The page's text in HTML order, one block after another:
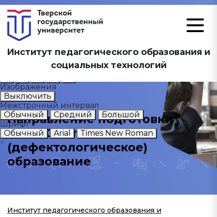
Размер шрифта
Цветовая схема
Изображения
Выключить
Межстрочный интервал
Обычный
Средний
Большой
Шрифт
Обычный
Arial
Times New Roman
×
Институт педагогического образования и
социальных технологий
Направление подготовки
44.03.03 Специальное
(дефектологическое)
образование
Институт педагогического образования и